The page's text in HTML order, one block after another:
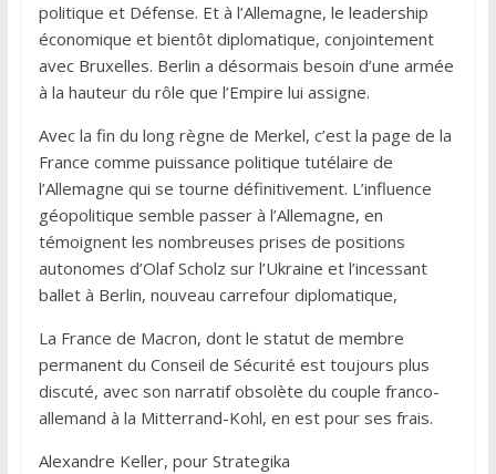
politique et Défense. Et à l’Allemagne, le leadership
économique et bientôt diplomatique, conjointement
avec Bruxelles. Berlin a désormais besoin d’une armée
à la hauteur du rôle que l’Empire lui assigne.
Avec la fin du long règne de Merkel, c’est la page de la
France comme puissance politique tutélaire de
l’Allemagne qui se tourne définitivement. L’influence
géopolitique semble passer à l’Allemagne, en
témoignent les nombreuses prises de positions
autonomes d’Olaf Scholz sur l’Ukraine et l’incessant
ballet à Berlin, nouveau carrefour diplomatique,
La France de Macron, dont le statut de membre
permanent du Conseil de Sécurité est toujours plus
discuté, avec son narratif obsolète du couple franco-
allemand à la Mitterrand-Kohl, en est pour ses frais.
Alexandre Keller, pour Strategika